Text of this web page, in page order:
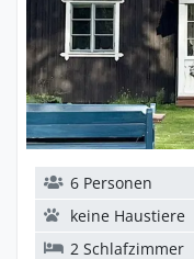
6 Personen
keine Haustiere
2 Schlafzimmer